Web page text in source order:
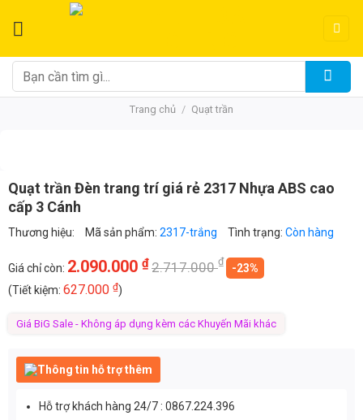
dung
Tìm
kiếm:
Trang chủ / Quạt trần
Quạt trần Đèn trang trí giá rẻ 2317 Nhựa ABS cao
cấp 3 Cánh
Thương hiệu: Mã sản phẩm: 2317-trắng Tình trạng: Còn hàng
Giá chỉ còn: 2.090.000 ₫2.717.000₫
-23%
(Tiết kiệm: 627.000 ₫)
Giá BiG Sale - Không áp dụng kèm các Khuyến Mãi khác
Thông tin hỗ trợ thêm
Hỗ trợ khách hàng 24/7 : 0867.224.396